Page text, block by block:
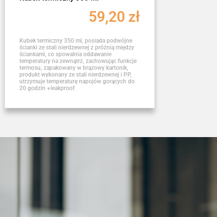
59,20 zł
Kubek termiczny 350 ml, posiada podwójne
ścianki ze stali nierdzewnej z próżnią między
ściankami, co spowalnia oddawanie
temperatury na zewnątrz, zachowując funkcje
termosu, zapakowany w brązowy kartonik,
produkt wykonany ze stali nierdzewnej i PP,
utrzymuje temperaturę napojów gorących do
20 godzin +leakproof